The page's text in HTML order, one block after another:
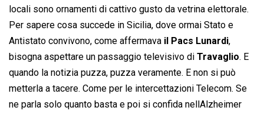
locali sono ornamenti di cattivo gusto da vetrina elettorale.
Per sapere cosa succede in Sicilia, dove ormai Stato e
Antistato convivono, come affermava il Pacs Lunardi,
bisogna aspettare un passaggio televisivo di Travaglio. E
quando la notizia puzza, puzza veramente. E non si può
metterla a tacere. Come per le intercettazioni Telecom. Se
ne parla solo quanto basta e poi si confida nellAlzheimer